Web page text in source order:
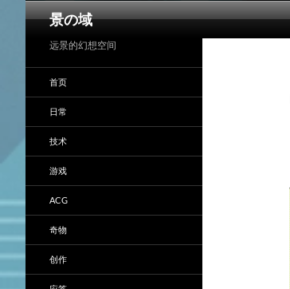
景の域
搜
远景的幻想空间
首页
日常
技术
游戏
ACG
奇物
创作